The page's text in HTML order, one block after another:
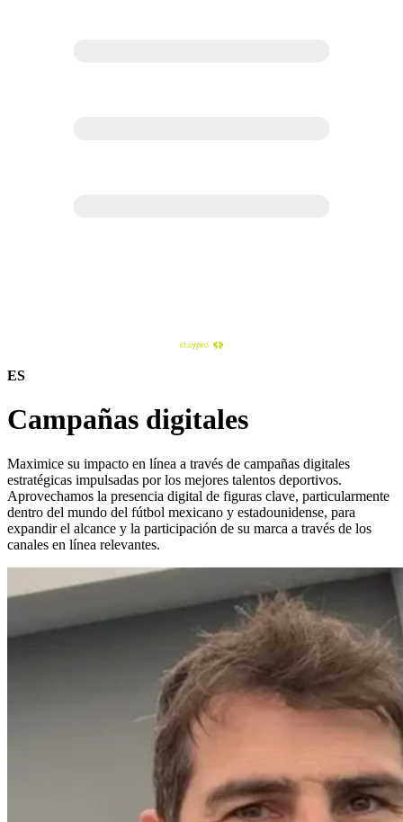
ES
Campañas digitales
Maximice su impacto en línea a través de campañas digitales
estratégicas impulsadas por los mejores talentos deportivos.
Aprovechamos la presencia digital de figuras clave, particularmente
dentro del mundo del fútbol mexicano y estadounidense, para
expandir el alcance y la participación de su marca a través de los
canales en línea relevantes.